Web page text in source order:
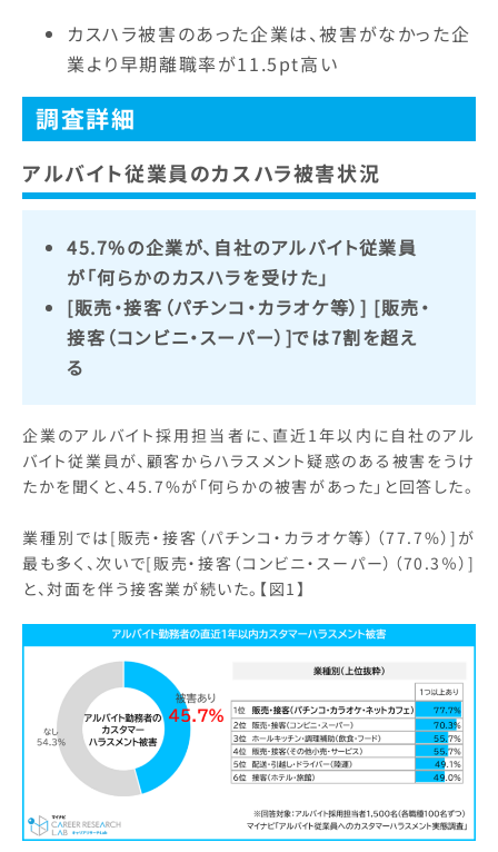
カスハラ被害のあった企業は、被害がなかった企
業より早期離職率が11.5pt高い
調査詳細
アルバイト従業員のカスハラ被害状況
45.7%の企業が、自社のアルバイト従業員
が「何らかのカスハラを受けた」
[販売・接客（パチンコ・カラオケ等）] [販売・
接客（コンビニ・スーパー）]では7割を超え
る
企業のアルバイト採用担当者に、直近1年以内に自社のアル
バイト従業員が、顧客からハラスメント疑惑のある被害をうけ
たかを聞くと、45.7%が「何らかの被害があった」と回答した。
業種別では[販売・接客（パチンコ・カラオケ等）（77.7%）]が
最も多く、次いで[販売・接客（コンビニ・スーパー）（70.3％）]
と、対面を伴う接客業が続いた。【図1】